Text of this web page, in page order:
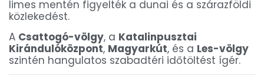
limes mentén figyelték a dunai és a szárazföldi
közlekedést.
A Csattogó-völgy, a Katalinpusztai
Kirándulóközpont, Magyarkút, és a Les-völgy
szintén hangulatos szabadtéri időtöltést ígér.